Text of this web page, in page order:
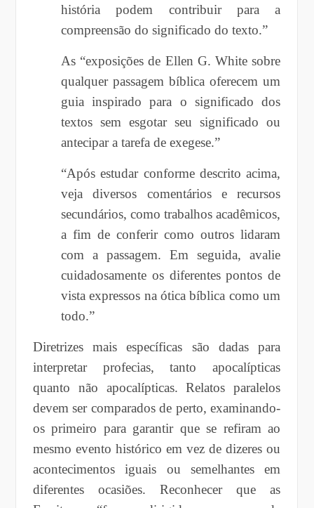
história podem contribuir para a
compreensão do significado do texto.”
As “exposições de Ellen G. White sobre
qualquer passagem bíblica oferecem um
guia inspirado para o significado dos
textos sem esgotar seu significado ou
antecipar a tarefa de exegese.”
“Após estudar conforme descrito acima,
veja diversos comentários e recursos
secundários, como trabalhos acadêmicos,
a fim de conferir como outros lidaram
com a passagem. Em seguida, avalie
cuidadosamente os diferentes pontos de
vista expressos na ótica bíblica como um
todo.”
Diretrizes mais específicas são dadas para
interpretar profecias, tanto apocalípticas
quanto não apocalípticas. Relatos paralelos
devem ser comparados de perto, examinando-
os primeiro para garantir que se refiram ao
mesmo evento histórico em vez de dizeres ou
acontecimentos iguais ou semelhantes em
diferentes ocasiões. Reconhecer que as